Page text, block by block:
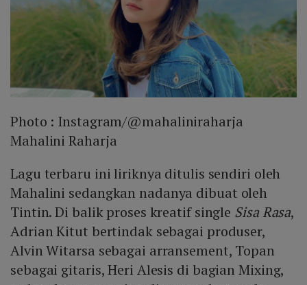
Photo : Instagram/@mahaliniraharja
Mahalini Raharja
Lagu terbaru ini liriknya ditulis sendiri oleh
Mahalini sedangkan nadanya dibuat oleh
Tintin. Di balik proses kreatif single Sisa Rasa,
Adrian Kitut bertindak sebagai produser,
Alvin Witarsa sebagai arransement, Topan
sebagai gitaris, Heri Alesis di bagian Mixing,